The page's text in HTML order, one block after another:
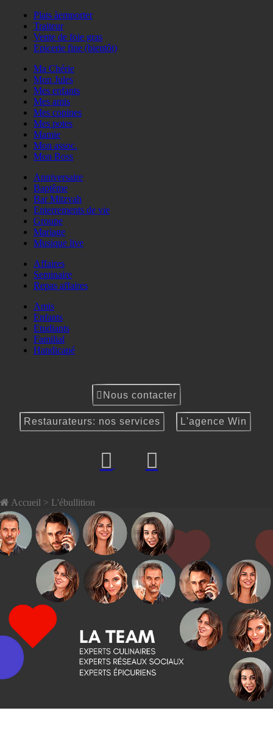
Plats àemporter
Traiteur
Vente de foie gras
Epicerie fine (bientôt)
Ma Chérie
Mon Jules
Mes enfants
Mes amis
Mes copines
Mes potes
Mamie
Mon assoc.
Mon Boss
Anniversaire
Baptême
Bar Mitzvah
Enterrements de vie
Groupe
Mariage
Musique live
Affaires
Seminaire
Repas affaires
Amis
Enfants
Etudiants
Familial
Handicapé
Nous contacter
Restaurateurs: nos services L'agence Win
Accueil > L'ébullition